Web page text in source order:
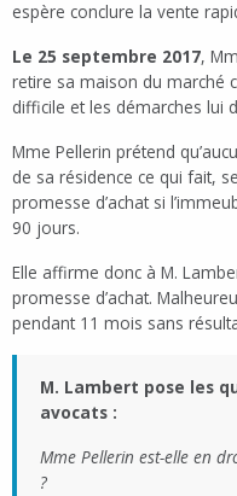
espère conclure la vente
Le 25 septembre 2017,
retire sa maison du marché
difficile et les démarches lui
Mme Pellerin prétend
de sa résidence ce qui fait,
promesse d’achat si
90 jours.
Elle affirme donc à M.
promesse d’achat.
pendant 11 mois sans
M. Lambert pose les
avocats :
Mme Pellerin est-elle en
?